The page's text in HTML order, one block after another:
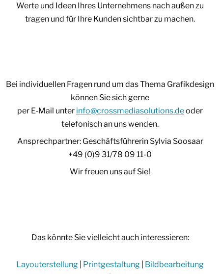
Werte und Ideen Ihres Unternehmens nach außen zu
tragen und für Ihre Kunden sichtbar zu machen.
Bei individuellen Fragen rund um das Thema Grafikdesign
können Sie sich gerne
per E‑Mail unter info@crossmediasolutions.deoder
telefonisch an uns wenden.
Ansprechpartner: Geschäftsführerin Sylvia Soosaar
+49 (0)9 31/78 09 11-0
Wir freuen uns auf Sie!
Das könnte Sie vielleicht auch interessieren:
Layouterstellung Printgestaltung Bildbearbeitung